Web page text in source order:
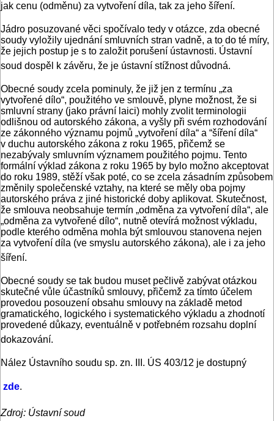
jak cenu (odměnu) za vytvoření díla, tak za jeho šíření.
Jádro posuzované věci spočívalo tedy v otázce, zda obecné
soudy vyložily ujednání smluvních stran vadně, a to do té míry,
že jejich postup je s to založit porušení ústavnosti. Ústavní
soud dospěl k závěru, že je ústavní stížnost důvodná.
Obecné soudy zcela pominuly, že již jen z termínu „za
vytvořené dílo“, použitého ve smlouvě, plyne možnost, že si
smluvní strany (jako právní laici) mohly zvolit terminologii
odlišnou od autorského zákona, a vyšly při svém rozhodování
ze zákonného významu pojmů „vytvoření díla“ a “šíření díla“
v duchu autorského zákona z roku 1965, přičemž se
nezabývaly smluvním významem použitého pojmu. Tento
formální výklad zákona z roku 1965 by bylo možno akceptovat
do roku 1989, stěží však poté, co se zcela zásadním způsobem
změnily společenské vztahy, na které se měly oba pojmy
autorského práva z jiné historické doby aplikovat. Skutečnost,
že smlouva neobsahuje termín „odměna za vytvoření díla“, ale
„odměna za vytvořené dílo“, nutně otevírá možnost výkladu,
podle kterého odměna mohla být smlouvou stanovena nejen
za vytvoření díla (ve smyslu autorského zákona), ale i za jeho
šíření.
Obecné soudy se tak budou muset pečlivě zabývat otázkou
skutečné vůle účastníků smlouvy, přičemž za tímto účelem
provedou posouzení obsahu smlouvy na základě metod
gramatického, logického i systematického výkladu a zhodnotí
provedené důkazy, eventuálně v potřebném rozsahu doplní
dokazování.
Nález Ústavního soudu sp. zn. III. ÚS 403/12 je dostupný
zde.
Zdroj: Ústavní soud